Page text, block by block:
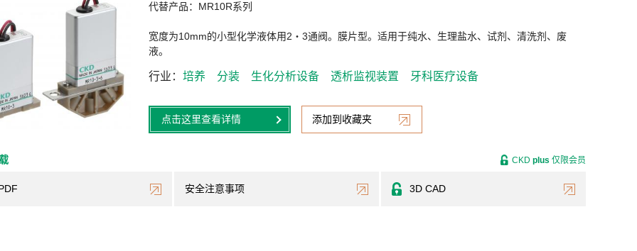
代替产品：MR10R系列
宽度为10mm的小型化学液体用2・3通阀。膜片型。适用于纯水、生理盐水、试剂、清洗剂、废
液。
行业 培养 分装 生化分析设备 透析监视装置 牙科医疗设备
点击这里查看详情 添加到收藏夹
安全注意事项 3D CAD
CKD plus 仅限会员